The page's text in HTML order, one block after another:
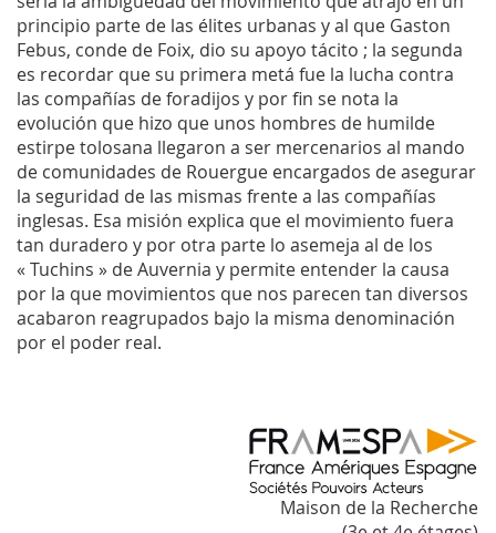
principio parte de las élites urbanas y al que Gaston
Febus, conde de Foix, dio su apoyo tácito ; la segunda
es recordar que su primera metá fue la lucha contra
las compañías de foradijos y por fin se nota la
evolución que hizo que unos hombres de humilde
estirpe tolosana llegaron a ser mercenarios al mando
de comunidades de Rouergue encargados de asegurar
la seguridad de las mismas frente a las compañías
inglesas. Esa misión explica que el movimiento fuera
tan duradero y por otra parte lo asemeja al de los
« Tuchins » de Auvernia y permite entender la causa
por la que movimientos que nos parecen tan diversos
acabaron reagrupados bajo la misma denominación
por el poder real.
Maison de la Recherche